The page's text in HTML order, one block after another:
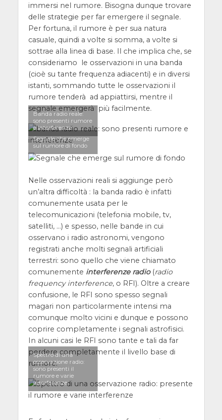
immersi nel rumore. Bisogna dunque trovare
delle strategie per far emergere il segnale.
Per fortuna, il rumore è per sua natura
casuale, quindi a volte si somma, a volte si
sottrae alla linea di base. Il che implica che, se
consideriamo le osservazioni in una banda
(cioè su tante frequenza adiacenti) e in diversi
istanti, sommando tutte le osservazioni il
rumore tenderà ad appiattirsi, mentre il
segnale emergerà più facilmente.
Banda radio reale:
sono presenti rumore
e interferenze
Segnale che emerge
sul rumore di fondo
Nelle osservazioni reali si aggiunge però
un’altra difficoltà : la banda radio è infatti
comunemente usata per le
telecomunicazioni (telefonia mobile, tv,
satelliti, …) e spesso, nelle bande in cui
osservano i radio astronomi, vengono
registrati anche molti segnali artificiali
terrestri: sono quello che viene chiamato
comunemente interferenze radio(radio
frequency interference, o RFI). Oltre a creare
confusione, le RFI sono spesso segnali
magari non particolarmente intensi ma
comunque molto vicini e dunque e possono
coprire completamente i segnali astrofisici.
In alcuni casi le RFI sono tante e tali da far
perdere completamente il livello base di
rumore.
Spettro di una
osservazione radio:
sono presenti il
rumore e varie
interferenze